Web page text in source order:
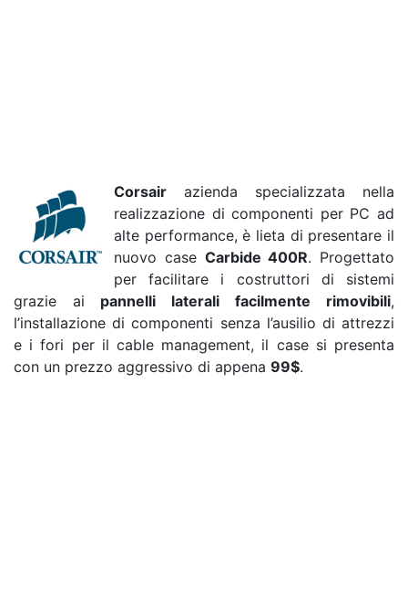
Corsair azienda specializzata nella
realizzazione di componenti per PC ad
alte performance, è lieta di presentare il
nuovo case Carbide 400R. Progettato
per facilitare i costruttori di sistemi
grazie ai pannelli laterali facilmente rimovibili,
l’installazione di componenti senza l’ausilio di attrezzi
e i fori per il cable management, il case si presenta
con un prezzo aggressivo di appena 99$.